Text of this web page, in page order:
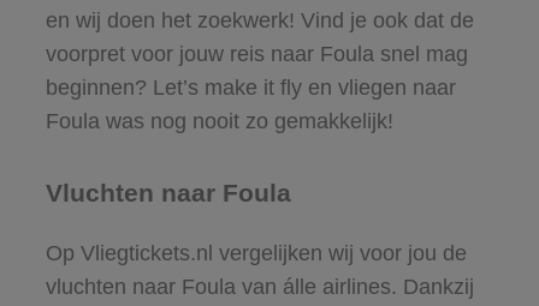
en wij doen het zoekwerk! Vind je ook dat de
voorpret voor jouw reis naar Foula snel mag
beginnen? Let’s make it fly en vliegen naar
Foula was nog nooit zo gemakkelijk!
Vluchten naar Foula
Op Vliegtickets.nl vergelijken wij voor jou de
vluchten naar Foula van álle airlines. Dankzij